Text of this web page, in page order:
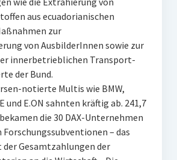
aus ecuadorianischen
zur
von AusbilderInnen sowie zur
innerbetrieblichen Transport-
der Bund.
notierte Multis wie BMW,
und E.ON sahnten kräftig ab. 241,7
die 30 DAX-Unternehmen
Forschungssubventionen – das
der Gesamtzahlungen der